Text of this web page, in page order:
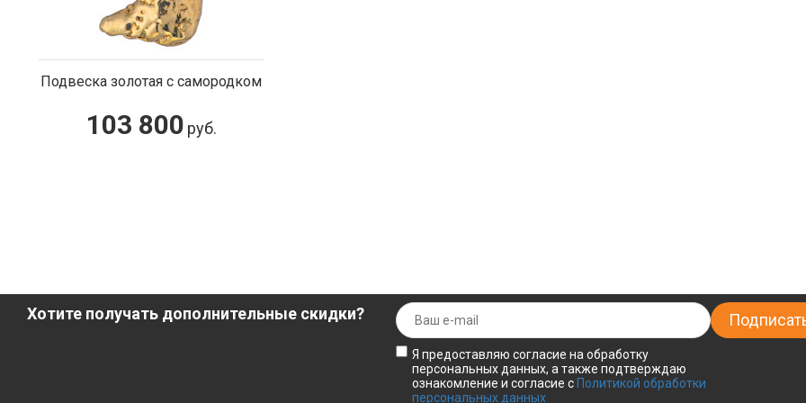
Подвеска золотая с самородком
103 800 руб.
Хотите получать дополнительные скидки?
Я предоставляю согласие на обработку
персональных данных, а также подтверждаю
ознакомление и согласие с Политикой обработки
персональных данных